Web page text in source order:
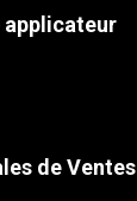
applicateur
de Ventes